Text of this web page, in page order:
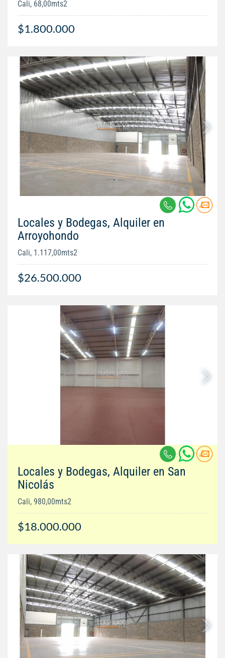
Cali, 68,00mts2
$1.800.000
Locales y Bodegas, Alquiler en
Arroyohondo
Cali, 1.117,00mts2
$26.500.000
Locales y Bodegas, Alquiler en San
Nicolás
Cali, 980,00mts2
$18.000.000